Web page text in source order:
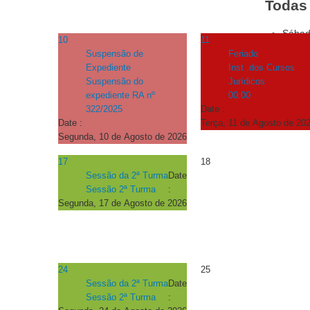
Todas
10
Suspensão de
Expediente
Suspensão do
expediente RA nº
322/2025
Date :
Segunda, 10 de Agosto de 2026
11
Feriado
Inst .dos Cursos
Jurídicos
00:00
Date :
Terça, 11 de Agosto de
17
Sessão da 2ª Turma
Sessão 2ª Turma
Date
:
Segunda, 17 de Agosto de 2026
18
24
Sessão da 2ª Turma
Sessão 2ª Turma
Date
:
25